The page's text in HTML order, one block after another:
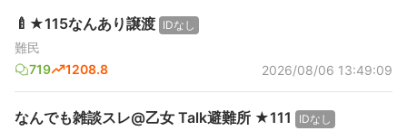
🍼★115なんあり譲渡 IDなし
難民
719
1208.8 2026/08/06 13:49:09
なんでも雑談スレ@乙女 Talk避難所 ★111 IDなし